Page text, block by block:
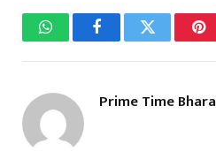
WhatsAppFacebookTwitter
Prime Time